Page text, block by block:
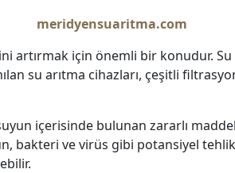
meridyensuaritma.com
artırmak için önemli bir konudur.
su arıtma cihazları, çeşitli
içerisinde bulunan zararlı
bakteri ve virüs gibi potansiyel